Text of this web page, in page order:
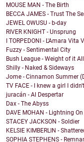
MOUSE MAN - The Birth
BECCA JAMES - Trust The
JEWEL OWUSU - b-day
RIVER KNIGHT - Unsprung
I TORPEDONI - L'Amara Vita
Fuzzy - Sentimental City
Bush League - Weight of it All
Shilly - Naked & Sideways
Jome - Cinnamon Summer
TV FACE - I knew a girl I
juracán - Al Despertar
Dax - The Abyss
DAVE MOHAN - Lightning
STACEY JACKSON - Soldier
KELSIE KIMBERLIN -
SOPHIA STEPHENS -